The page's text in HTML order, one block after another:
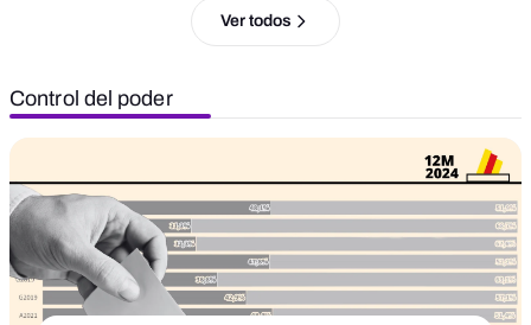
Ver todos
Control del poder